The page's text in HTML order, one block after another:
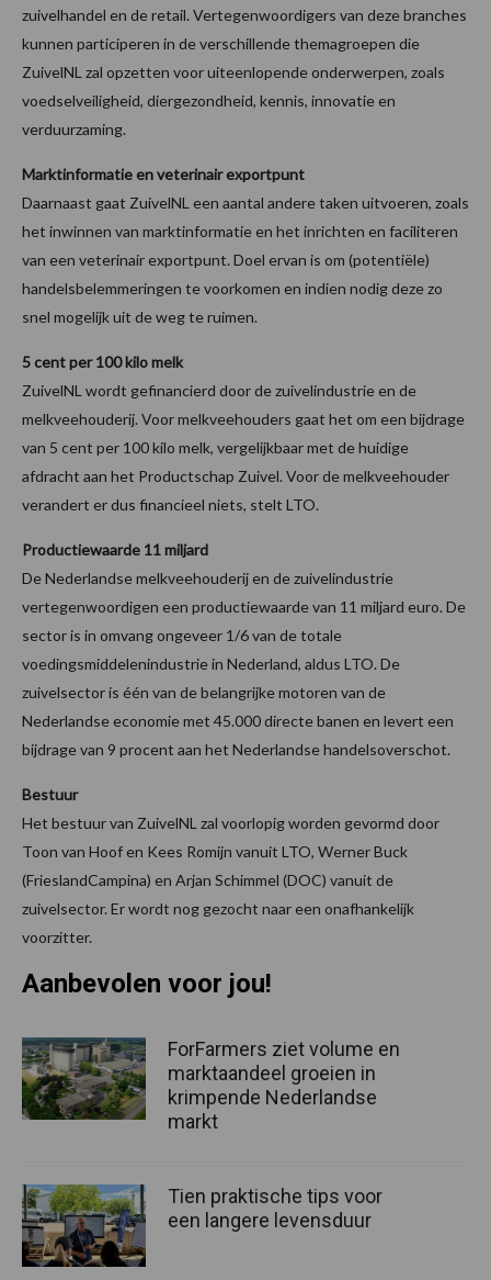
zuivelhandel en de retail. Vertegenwoordigers van deze branches
kunnen participeren in de verschillende themagroepen die
ZuivelNL zal opzetten voor uiteenlopende onderwerpen, zoals
voedselveiligheid, diergezondheid, kennis, innovatie en
verduurzaming.
Marktinformatie en veterinair exportpunt
Daarnaast gaat ZuivelNL een aantal andere taken uitvoeren, zoals
het inwinnen van marktinformatie en het inrichten en faciliteren
van een veterinair exportpunt. Doel ervan is om (potentiële)
handelsbelemmeringen te voorkomen en indien nodig deze zo
snel mogelijk uit de weg te ruimen.
5 cent per 100 kilo melk
ZuivelNL wordt gefinancierd door de zuivelindustrie en de
melkveehouderij. Voor melkveehouders gaat het om een bijdrage
van 5 cent per 100 kilo melk, vergelijkbaar met de huidige
afdracht aan het Productschap Zuivel. Voor de melkveehouder
verandert er dus financieel niets, stelt LTO.
Productiewaarde 11 miljard
De Nederlandse melkveehouderij en de zuivelindustrie
vertegenwoordigen een productiewaarde van 11 miljard euro. De
sector is in omvang ongeveer 1/6 van de totale
voedingsmiddelenindustrie in Nederland, aldus LTO. De
zuivelsector is één van de belangrijke motoren van de
Nederlandse economie met 45.000 directe banen en levert een
bijdrage van 9 procent aan het Nederlandse handelsoverschot.
Bestuur
Het bestuur van ZuivelNL zal voorlopig worden gevormd door
Toon van Hoof en Kees Romijn vanuit LTO, Werner Buck
(FrieslandCampina) en Arjan Schimmel (DOC) vanuit de
zuivelsector. Er wordt nog gezocht naar een onafhankelijk
voorzitter.
Aanbevolen voor jou!
ForFarmers ziet volume en
marktaandeel groeien in
krimpende Nederlandse
markt
Tien praktische tips voor
een langere levensduur